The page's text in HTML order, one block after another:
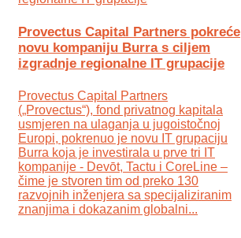
Provectus Capital Partners pokreće
novu kompaniju Burra s ciljem
izgradnje regionalne IT grupacije
Provectus Capital Partners
(„Provectus“), fond privatnog kapitala
usmjeren na ulaganja u jugoistočnoj
Europi, pokrenuo je novu IT grupaciju
Burra koja je investirala u prve tri IT
kompanije - Devōt, Tactu i CoreLine –
čime je stvoren tim od preko 130
razvojnih inženjera sa specijaliziranim
znanjima i dokazanim globalni...